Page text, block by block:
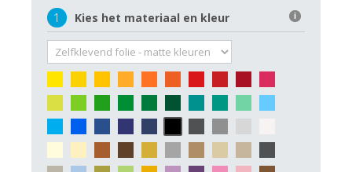
1 Kies het materiaal en kleur i